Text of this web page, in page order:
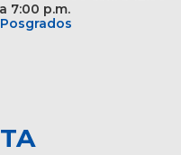
7:00 p.m.
Posgrados